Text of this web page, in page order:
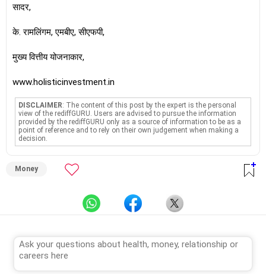
सादर,
के. रामलिंगम, एमबीए, सीएफपी,
मुख्य वित्तीय योजनाकार,
www.holisticinvestment.in
DISCLAIMER: The content of this post by the expert is the personal
view of the rediffGURU. Users are advised to pursue the information
provided by the rediffGURU only as a source of information to be as a
point of reference and to rely on their own judgement when making a
decision.
Money